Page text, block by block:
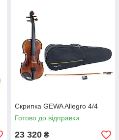
Скрипка GEWA Allegro 4/4
Готово до відправки
23 320 ₴